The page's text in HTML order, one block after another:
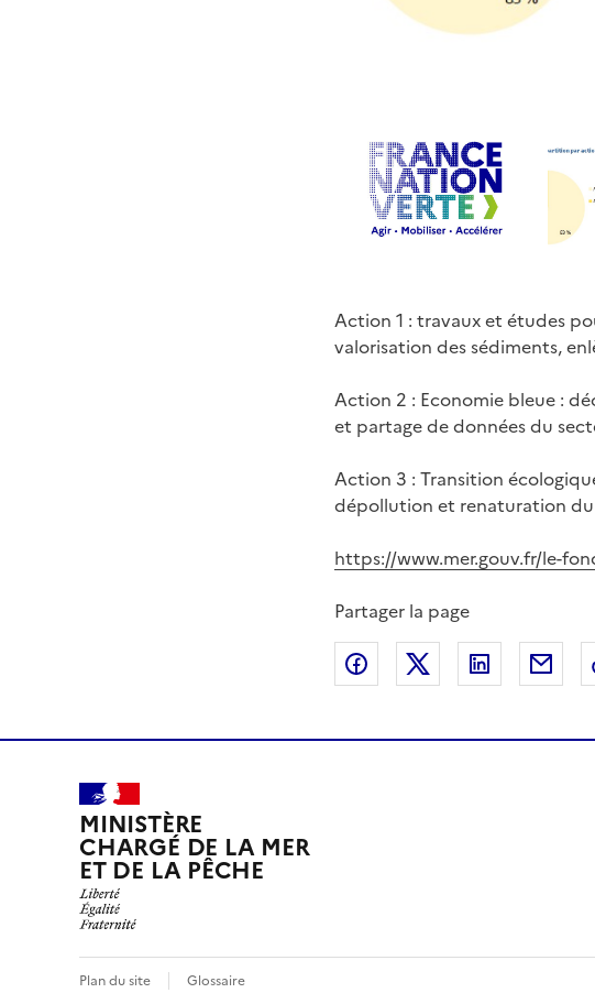
Action 1 : travaux et études
valorisation des sédiments,
Action 2 : Economie bleue :
et partage de données du
Action 3 : Transition
dépollution et renaturation
https://www.mer.gouv.fr/le-
Partager la page
Partager sur Facebook
Partager sur X
Partager
MINISTÈRE
CHARGÉ DE LA MER
ET DE LA PÊCHE
Plan du site Glossaire